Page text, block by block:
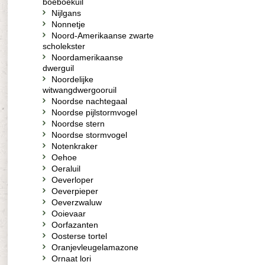
Nijlgans
Nonnetje
Noord-Amerikaanse zwarte
scholekster
Noordamerikaanse
dwerguil
Noordelijke
witwangdwergooruil
Noordse nachtegaal
Noordse pijlstormvogel
Noordse stern
Noordse stormvogel
Notenkraker
Oehoe
Oeraluil
Oeverloper
Oeverpieper
Oeverzwaluw
Ooievaar
Oorfazanten
Oosterse tortel
Oranjevleugelamazone
Ornaat lori